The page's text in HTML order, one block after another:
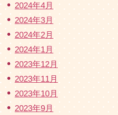
2024年4月
2024年3月
2024年2月
2024年1月
2023年12月
2023年11月
2023年10月
2023年9月